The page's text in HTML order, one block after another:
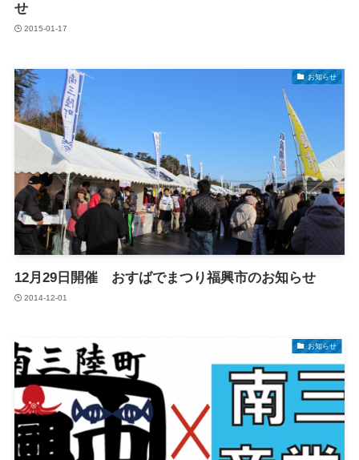
せ
2015-01-17
お知らせ
12月29日開催 おすばでまつり福興市のお知らせ
2014-12-01
お知らせ